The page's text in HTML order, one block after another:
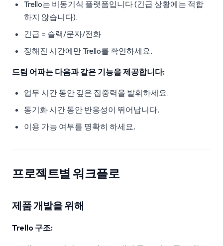
Trello는 비동기식 플랫폼입니다 (긴급 상황에는 적합
하지 않습니다).
긴급 = 슬랙/문자/전화
정해진 시간에만 Trello를 확인하세요.
드림 어파는 다음과 같은 기능을 제공합니다:
업무 시간 동안 깊은 집중력을 발휘하세요.
동기화 시간 동안 반응성이 뛰어납니다.
이용 가능 여부를 명확히 하세요.
프로젝트별 워크플로
제품 개발을 위해
Trello 구조: